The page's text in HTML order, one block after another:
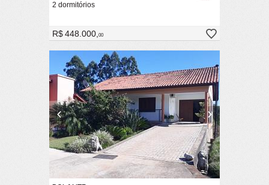
2 dormitórios
R$ 448.000,00